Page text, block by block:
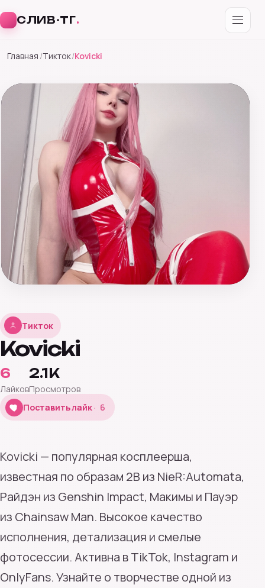
СЛИВ-ТГ.
Главная Тикток Kovicki
Тикток
Kovicki
6
Лайков
2.1K
Просмотров
Поставить лайк
6
6
Kovicki — популярная косплеерша,
известная по образам 2B из NieR:Automata,
Райдэн из Genshin Impact, Макимы и Пауэр
из Chainsaw Man. Высокое качество
исполнения, детализация и смелые
фотосессии. Активна в TikTok, Instagram и
OnlyFans. Узнайте о творчестве одной из